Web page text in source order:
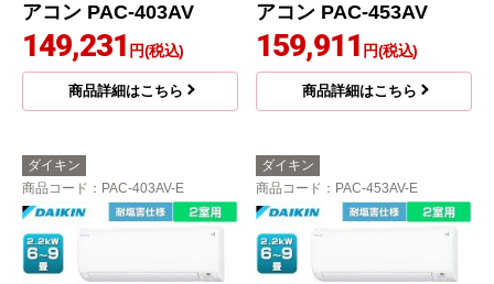
アコン PAC-403AV
149,231 円(税込)
商品詳細はこちら
アコン PAC-453AV
159,911 円(税込)
商品詳細はこちら
ダイキン
商品コード ：PAC-403AV-E
ダイキン
商品コード ：PAC-453AV-E